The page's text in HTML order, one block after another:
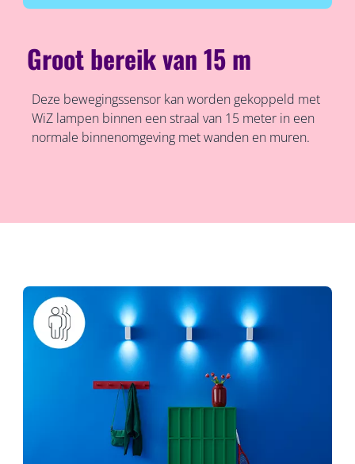
Groot bereik van 15 m
Deze bewegingssensor kan worden gekoppeld met
WiZ lampen binnen een straal van 15 meter in een
normale binnenomgeving met wanden en muren.